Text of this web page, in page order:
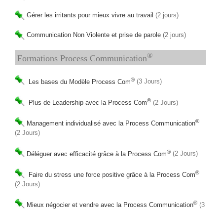
Gérer les irritants pour mieux vivre au travail (2 jours)
Communication Non Violente et prise de parole (2 jours)
Formations Process Communication®
Les bases du Modèle Process Com® (3 Jours)
Plus de Leadership avec la Process Com® (2 Jours)
Management individualisé avec la Process Communication®
(2 Jours)
Déléguer avec efficacité grâce à la Process Com® (2 Jours)
Faire du stress une force positive grâce à la Process Com®
(2 Jours)
Mieux négocier et vendre avec la Process Communication® (3